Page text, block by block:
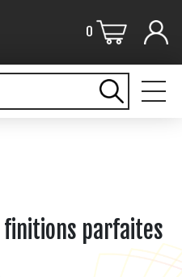
0
finitions parfaites